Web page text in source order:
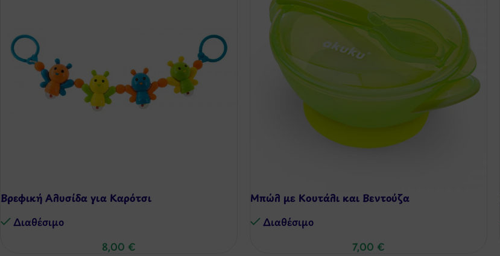
Βρεφική Αλυσίδα για Καρότσι
Διαθέσιμo
8,00 €
Μπώλ με Κουτάλι και Βεντούζα
Διαθέσιμo
7,00 €